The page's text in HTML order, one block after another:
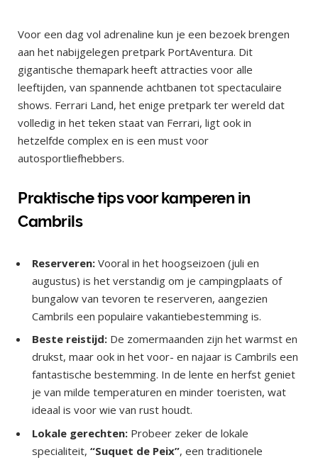
Voor een dag vol adrenaline kun je een bezoek brengen
aan het nabijgelegen pretpark PortAventura. Dit
gigantische themapark heeft attracties voor alle
leeftijden, van spannende achtbanen tot spectaculaire
shows. Ferrari Land, het enige pretpark ter wereld dat
volledig in het teken staat van Ferrari, ligt ook in
hetzelfde complex en is een must voor
autosportliefhebbers.
Praktische tips voor kamperen in
Cambrils
Reserveren: Vooral in het hoogseizoen (juli en
augustus) is het verstandig om je campingplaats of
bungalow van tevoren te reserveren, aangezien
Cambrils een populaire vakantiebestemming is.
Beste reistijd: De zomermaanden zijn het warmst en
drukst, maar ook in het voor- en najaar is Cambrils een
fantastische bestemming. In de lente en herfst geniet
je van milde temperaturen en minder toeristen, wat
ideaal is voor wie van rust houdt.
Lokale gerechten: Probeer zeker de lokale
specialiteit, “Suquet de Peix”, een traditionele